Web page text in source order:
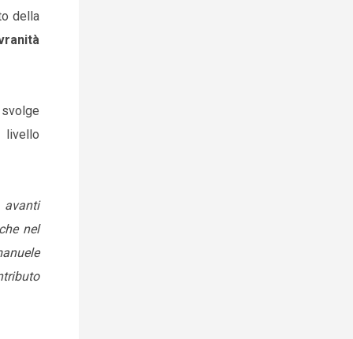
della
livello
avanti
nel